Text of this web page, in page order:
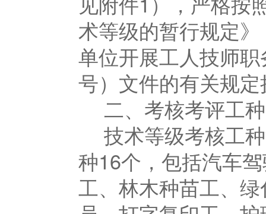
术等级的暂行规定
单位开展工人技师
号）文件的有关规
二、考核考评工种
技术等级考核工
种16个，包括汽车
工、林木种苗工、